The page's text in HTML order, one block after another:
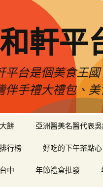
軒平
平台是個美食王
伴手禮大禮包、
餅 亞洲醫美名醫代表
行榜 好吃的下午茶點心
中 年節禮盒批發